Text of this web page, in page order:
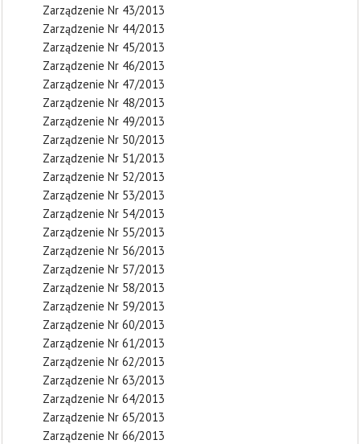
Zarządzenie Nr 43/2013
Zarządzenie Nr 44/2013
Zarządzenie Nr 45/2013
Zarządzenie Nr 46/2013
Zarządzenie Nr 47/2013
Zarządzenie Nr 48/2013
Zarządzenie Nr 49/2013
Zarządzenie Nr 50/2013
Zarządzenie Nr 51/2013
Zarządzenie Nr 52/2013
Zarządzenie Nr 53/2013
Zarządzenie Nr 54/2013
Zarządzenie Nr 55/2013
Zarządzenie Nr 56/2013
Zarządzenie Nr 57/2013
Zarządzenie Nr 58/2013
Zarządzenie Nr 59/2013
Zarządzenie Nr 60/2013
Zarządzenie Nr 61/2013
Zarządzenie Nr 62/2013
Zarządzenie Nr 63/2013
Zarządzenie Nr 64/2013
Zarządzenie Nr 65/2013
Zarządzenie Nr 66/2013